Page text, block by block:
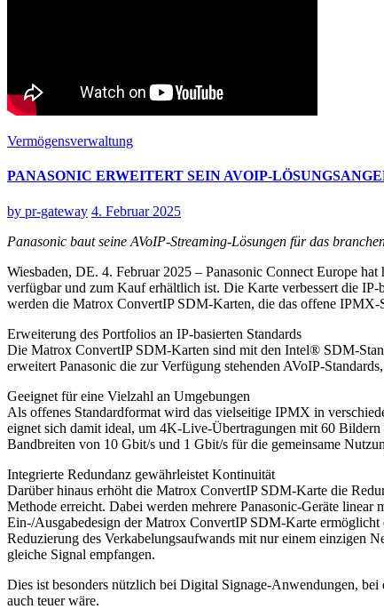
Vermögensverwaltung
PANASONIC ERWEITERT SEIN AVOIP-
by pr-gateway 4. Februar 2025
Panasonic baut seine AVoIP-Streaming-Lösungen für das
Wiesbaden, DE. 4. Februar 2025 – Panasonic Connect Europe
verfügbar und zum Kauf erhältlich ist. Die Karte verbessert die
werden die Matrox ConvertIP SDM-Karten, die das offene IPMX-
Erweiterung des Portfolios an IP-basierten Standards
Die Matrox ConvertIP SDM-Karten sind mit den Intel® SDM-
erweitert Panasonic die zur Verfügung stehenden AVoIP-
Geeignet für eine Vielzahl an Umgebungen
Als offenes Standardformat wird das vielseitige IPMX in
eignet sich damit ideal, um 4K-Live-Übertragungen mit 60
Bandbreiten von 10 Gbit/s und 1 Gbit/s für die gemeinsame
Integrierte Redundanz gewährleistet Kontinuität
Darüber hinaus erhöht die Matrox ConvertIP SDM-Karte die
Methode erreicht. Dabei werden mehrere Panasonic-Geräte
Ein-/Ausgabedesign der Matrox ConvertIP SDM-Karte
Reduzierung des Verkabelungsaufwands mit nur einem einzigen
gleiche Signal empfangen.
Dies ist besonders nützlich bei Digital Signage-Anwendungen,
auch teuer wäre.